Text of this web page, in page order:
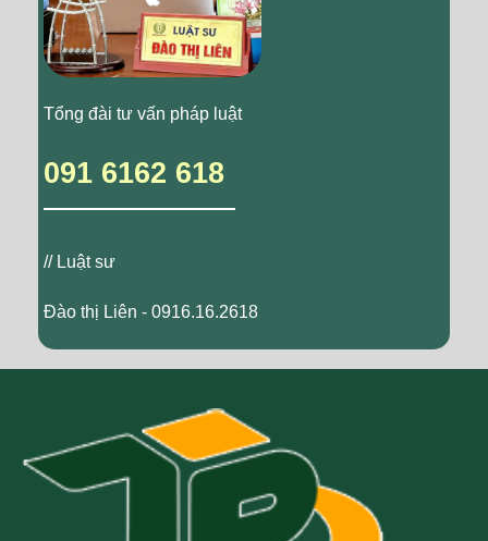
Tổng đài tư vấn pháp luật
091 6162 618
// Luật sư
Đào thị Liên - 0916.16.2618